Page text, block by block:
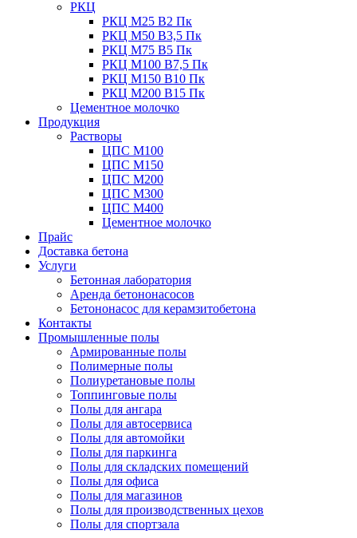
РКЦ
РКЦ М25 B2 Пк
РКЦ М50 В3,5 Пк
РКЦ М75 B5 Пк
РКЦ М100 B7,5 Пк
РКЦ М150 B10 Пк
РКЦ М200 B15 Пк
Цементное молочко
Продукция
Растворы
ЦПС М100
ЦПС М150
ЦПС М200
ЦПС М300
ЦПС М400
Цементное молочко
Прайс
Доставка бетона
Услуги
Бетонная лаборатория
Аренда бетононасосов
Бетононасос для керамзитобетона
Контакты
Промышленные полы
Армированные полы
Полимерные полы
Полиуретановые полы
Топпинговые полы
Полы для ангара
Полы для автосервиса
Полы для автомойки
Полы для паркинга
Полы для складских помещений
Полы для офиса
Полы для магазинов
Полы для производственных цехов
Полы для спортзала